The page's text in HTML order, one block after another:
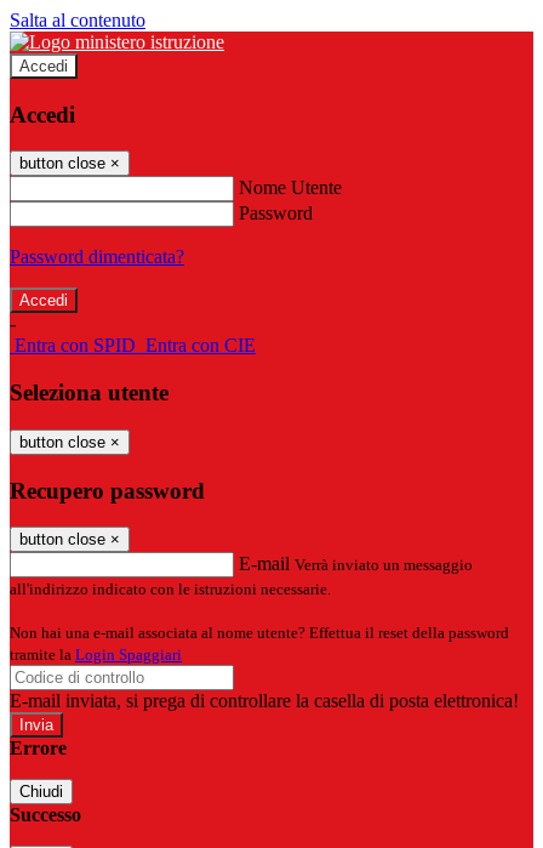
Salta al contenuto
Accedi
Accedi
button close ×
Nome Utente
Password
Password dimenticata?
-
Entra con SPID Entra con CIE
Seleziona utente
button close ×
Recupero password
button close ×
E-mail Verrà inviato un messaggio
all'indirizzo indicato con le istruzioni necessarie.
Non hai una e-mail associata al nome utente? Effettua il reset della password
tramite la Login Spaggiari
E-mail inviata, si prega di controllare la casella di posta elettronica!
Errore
Chiudi
Successo